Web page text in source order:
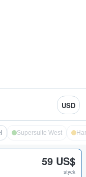
USD
Supersuite West
59 US$
styck